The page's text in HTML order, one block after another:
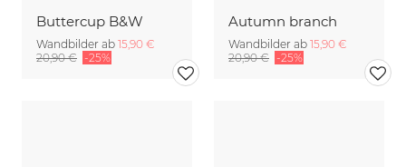
Buttercup B&W
Wandbilder ab 15,90 €
20,90 € -25%
Autumn branch
Wandbilder ab 15,90 €
20,90 € -25%